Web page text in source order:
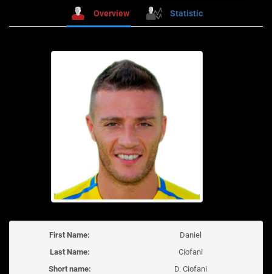
Overview Statistic
First Name:
Daniel
Last Name:
Ciofani
Short name:
D. Ciofani